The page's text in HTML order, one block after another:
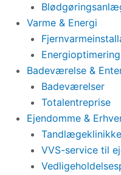
Varme & Energi
Energioptimering
Badeværelse &
Badeværelser
Totalentreprise
Ejendomme &
VVS-service til